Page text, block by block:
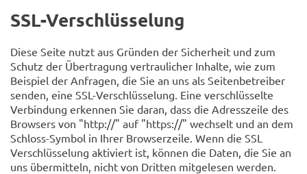
SSL-Verschlüsselung
Diese Seite nutzt aus Gründen der Sicherheit und zum
Schutz der Übertragung vertraulicher Inhalte, wie zum
Beispiel der Anfragen, die Sie an uns als Seitenbetreiber
senden, eine SSL-Verschlüsselung. Eine verschlüsselte
Verbindung erkennen Sie daran, dass die Adresszeile des
Browsers von "http://" auf "https://" wechselt und an dem
Schloss-Symbol in Ihrer Browserzeile. Wenn die SSL
Verschlüsselung aktiviert ist, können die Daten, die Sie an
uns übermitteln, nicht von Dritten mitgelesen werden.